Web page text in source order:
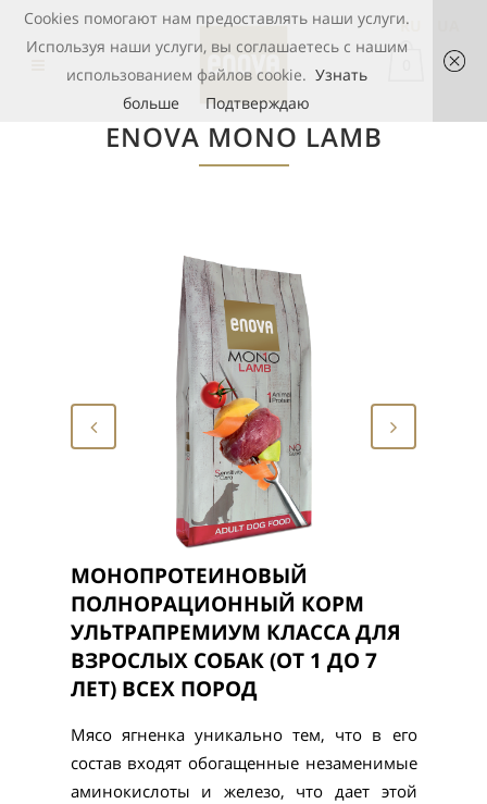
RU
ENOVA MONO LAMB
МОНОПРОТЕИНОВЫЙ
ПОЛНОРАЦИОННЫЙ КОРМ
УЛЬТРАПРЕМИУМ КЛАССА ДЛЯ
ВЗРОСЛЫХ СОБАК (ОТ 1 ДО 7
ЛЕТ) ВСЕХ ПОРОД
Мясо ягненка уникально тем, что в его
состав входят обогащенные незаменимые
аминокислоты и железо, что дает этой
Cookies помогают нам предоставлять наши услуги.
Используя наши услуги, вы соглашаетесь с нашим
использованием файлов cookie. Узнать
больше
Подтверждаю